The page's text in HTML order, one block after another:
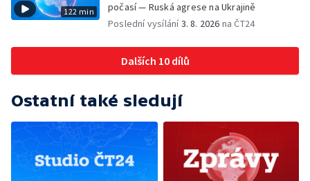
122 min
počasí — Ruská agrese na Ukrajině
Poslední vysílání3. 8. 2026 na ČT24
Dalších 10 dílů
Ostatní také sledují